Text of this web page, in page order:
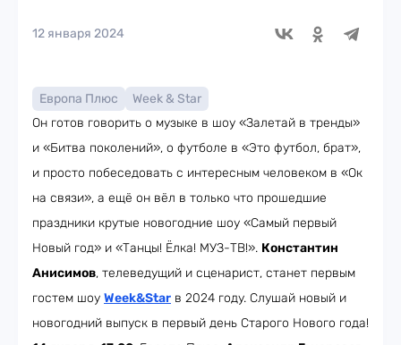
12 января 2024
Европа Плюс
Week & Star
Он готов говорить о музыке в шоу «Залетай в тренды»
и «Битва поколений», о футболе в «Это футбол, брат»,
и просто побеседовать с интересным человеком в «Ок
на связи», а ещё он вёл в только что прошедшие
праздники крутые новогодние шоу «Самый первый
Новый год» и «Танцы! Ёлка! МУЗ-ТВ!». Константин
Анисимов, телеведущий и сценарист, станет первым
гостем шоу Week&Star в 2024 году. Слушай новый и
новогодний выпуск в первый день Старого Нового года!